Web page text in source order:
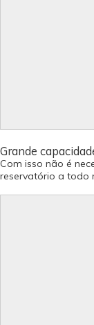
Grande
Com isso não é
reservatório a todo